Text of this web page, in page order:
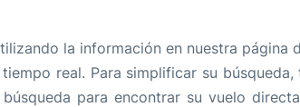
la información en nuestra página
real. Para simplificar su
para encontrar su vuelo